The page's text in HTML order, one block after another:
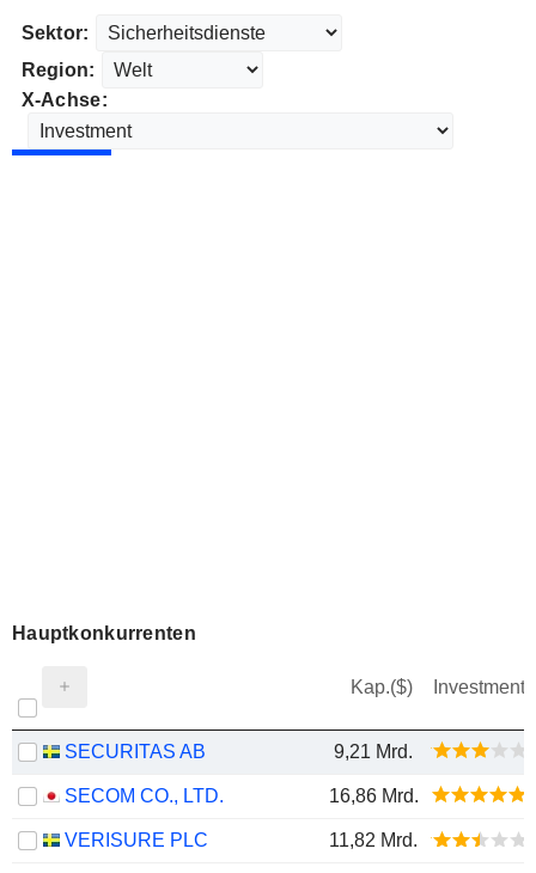
Sektor:
Region:
X-Achse:
Hauptkonkurrenten
Kap.($) Investment
SECURITAS AB 9,21 Mrd.
SECOM CO., LTD. 16,86 Mrd.
VERISURE PLC 11,82 Mrd.